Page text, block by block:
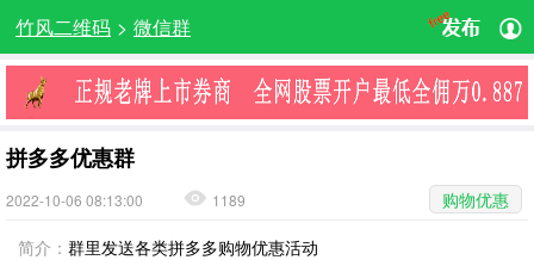
竹风二维码 > 微信群
拼多多优惠群
2022-10-06 08:13:00 1189
购物优惠
简介： 群里发送各类拼多多购物优惠活动